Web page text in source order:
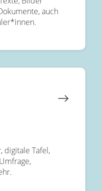
auch
digitale Tafel,